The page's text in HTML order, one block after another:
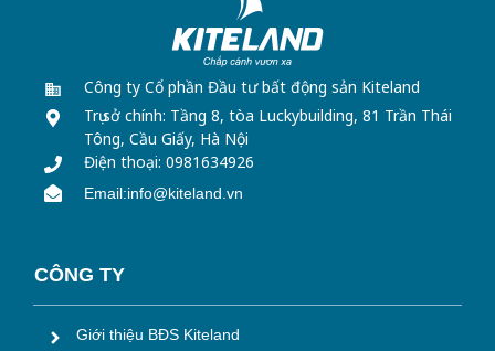
Công ty Cổ phần Đầu tư bất động sản Kiteland
Trụ sở chính: Tầng 8, tòa Luckybuilding, 81 Trần Thái
Tông, Cầu Giấy, Hà Nội
Điện thoại: 0981634926
Email:info@kiteland.vn
CÔNG TY
Giới thiệu BĐS Kiteland